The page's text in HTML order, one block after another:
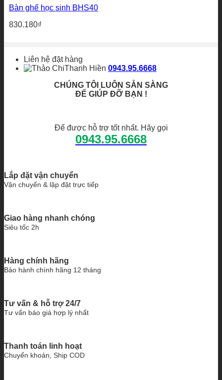
Bàn ghế học sinh BHS40
830.180₫
Liên hệ đặt hàng
Thanh Hiền 0943.95.6668
CHÚNG TÔI LUÔN SẴN SÀNG
ĐỂ GIÚP ĐỠ BẠN !
Để được hỗ trợ tốt nhất. Hãy gọi
0943.95.6668
Lắp đặt vận chuyển
Vận chuyển & lặp đặt trực tiếp
Giao hàng nhanh chóng
Siêu tốc 2h
Hàng chính hãng
Bảo hành chính hãng 12 tháng
Tư vấn & hỗ trợ 24/7
Tư vấn báo giá hợp lý nhất
Thanh toán linh hoạt
Chuyển khoản, Ship COD